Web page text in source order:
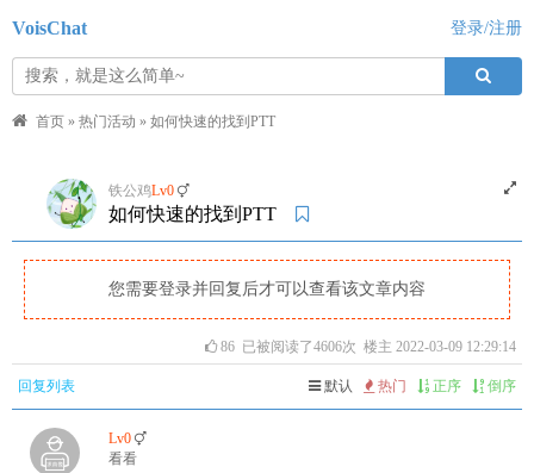
VoisChat 登录/注册
首页 » 热门活动 » 如何快速的找到PTT
铁公鸡Lv0
如何快速的找到PTT
您需要登录并回复后才可以查看该文章内容
86 已被阅读了4606次 楼主 2022-03-09 12:29:14
回复列表 默认 热门 正序 倒序
Lv0
看看